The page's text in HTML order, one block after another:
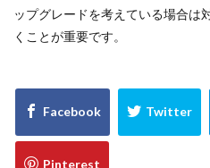
ップグレードを考えている場合は
くことが重要です。